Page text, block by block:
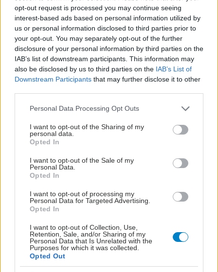
opt-out request is processed you may continue seeing
interest-based ads based on personal information utilized by
us or personal information disclosed to third parties prior to
your opt-out. You may separately opt-out of the further
disclosure of your personal information by third parties on the
IAB’s list of downstream participants. This information may
also be disclosed by us to third parties on the IAB’s List of
Downstream Participants that may further disclose it to other
Please note that this website/app uses one or more Google
not limited to your visit or usage behaviour. You may click to
grant or deny consent to Google and its third-party tags to
use your data for below specified purposes in below Google
consent section.
Personal Data Processing Opt Outs
I want to opt-out of the Sharing of my
personal data.
Opted In
I want to opt-out of the Sale of my
Personal Data.
Opted In
I want to opt-out of processing my
Personal Data for Targeted Advertising.
Opted In
I want to opt-out of Collection, Use,
Retention, Sale, and/or Sharing of my
Personal Data that Is Unrelated with the
Purposes for which it was collected.
Opted Out
ΣΗΜΕΡΑ ΣΤΟ IATRONET.GR